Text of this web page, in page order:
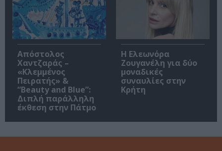
Απόστολος
Χαντζαράς –
«Κλεμμένος
Πειρατής» &
“Beauty and Blue”:
Διπλή παράλληλη
έκθεση στην Πάτμο
Η Ελεωνόρα
Ζουγανέλη για δύο
μοναδικές
συναυλίες στην
Κρήτη